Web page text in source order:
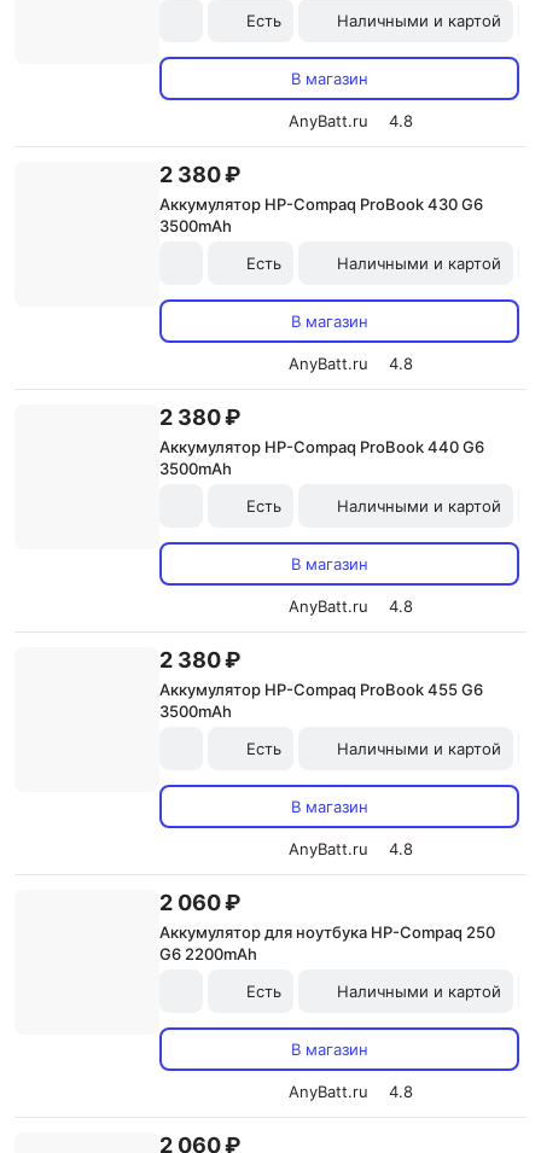
Есть
Наличными и картой
В магазин
AnyBatt.ru 4.8
2 380 ₽
Аккумулятор HP-Compaq ProBook 430 G6
3500mAh
Есть
Наличными и картой
В магазин
AnyBatt.ru 4.8
2 380 ₽
Аккумулятор HP-Compaq ProBook 440 G6
3500mAh
Есть
Наличными и картой
В магазин
AnyBatt.ru 4.8
2 380 ₽
Аккумулятор HP-Compaq ProBook 455 G6
3500mAh
Есть
Наличными и картой
В магазин
AnyBatt.ru 4.8
2 060 ₽
Аккумулятор для ноутбука HP-Compaq 250
G6 2200mAh
Есть
Наличными и картой
В магазин
AnyBatt.ru 4.8
2 060 ₽